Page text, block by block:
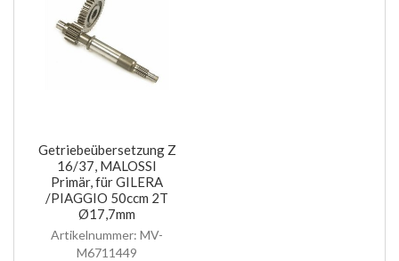
Getriebeübersetzung Z
16/37, MALOSSI
Primär, für GILERA
/PIAGGIO 50ccm 2T
Ø17,7mm
Artikelnummer: MV-
M6711449